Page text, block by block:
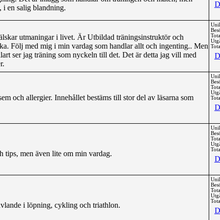
i en salig blandning.
utmaningar i livet. Är Utbildad träningsinstruktör och
Följ med mig i min vardag som handlar allt och ingenting.. Men
ser jag träning som nyckeln till det. Det är detta jag vill med
och allergier. Innehållet bestäms till stor del av läsarna som
tips, men även lite om min vardag.
i löpning, cykling och triathlon.